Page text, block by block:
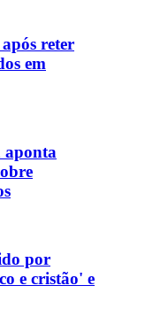
reter
em
aponta
por
e cristão' e